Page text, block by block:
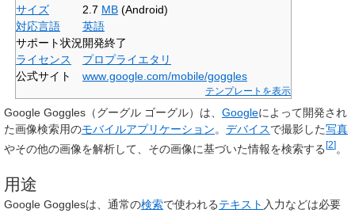
サイズ 2.7 MB (Android)
対応言語
英語
サポート状況開発終了
ライセンス
プロプライエタリ
公式サイト
www .google .com/mobile/goggles
テンプレートを表示
Google Goggles （グーグル ゴーグル）は、 Googleによって開発され
た画像検索用のモバイルアプリケーション。 デバイスで撮影した写真
やその他の画像を解析して、その画像に基づいた情報を検索する[2]。
用途
Google Gogglesは、通常の検索で使われるテキスト 入力などは必要